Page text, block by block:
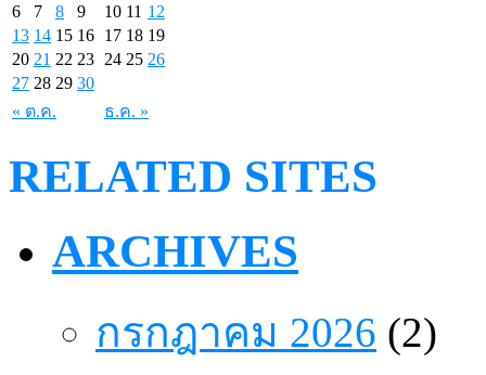
« ต.ค. ธ.ค. »
6
7 8 9 10 11 12
13 14 15 16 17 18 19
20 21 22 23 24 25 26
27 28 29 30
RELATED SITES
ARCHIVES
กรกฎาคม 2026 (2)